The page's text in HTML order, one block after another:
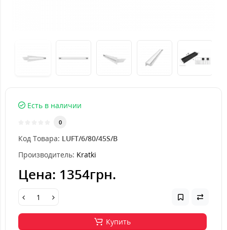
Есть в наличии
0
Код Товара: LUFT/6/80/45S/B
Производитель: Kratki
Цена: 1354грн.
Купить